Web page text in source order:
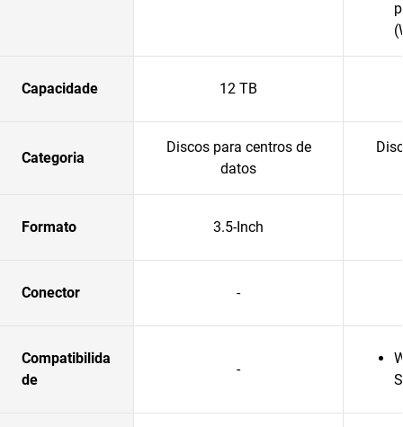
Capacidade 12 TB
Categoria
Discos para centros de
datos
Formato 3.5-Inch
Conector -
Compatibilida
de
-